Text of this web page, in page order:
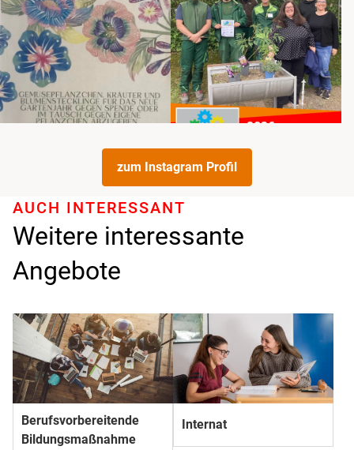
zum Instagram Profil
Weitere interessante
Angebote
AUCH INTERESSANT
Berufs­­vorbereitende
Bildungs­­maßnahme
Internat